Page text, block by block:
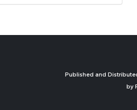
Published and
by